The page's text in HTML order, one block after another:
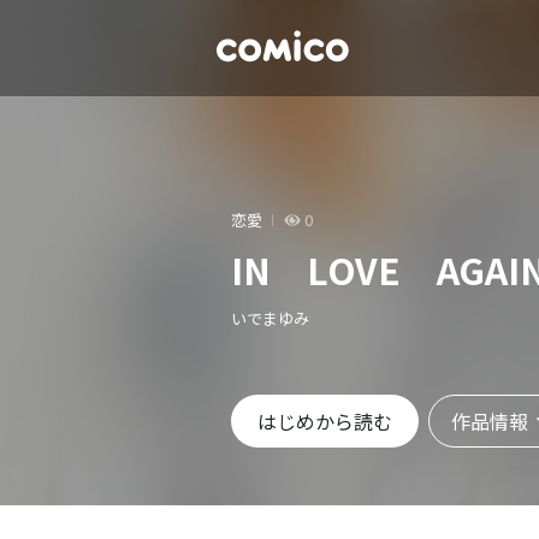
恋愛 0
IN LOVE
いでまゆみ
はじめから読む 作品情報